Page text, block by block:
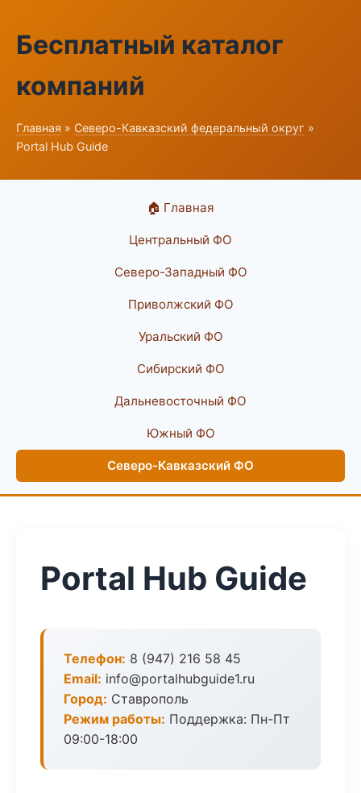
Бесплатный каталог
компаний
Главная » Северо-Кавказский федеральный округ »
Portal Hub Guide
🏠 Главная
Центральный ФО
Северо-Западный ФО
Приволжский ФО
Уральский ФО
Сибирский ФО
Дальневосточный ФО
Южный ФО
Северо-Кавказский ФО
Portal Hub Guide
Телефон: 8 (947) 216 58 45
Email: info@portalhubguide1.ru
Город: Ставрополь
Режим работы: Поддержка: Пн-Пт
09:00-18:00